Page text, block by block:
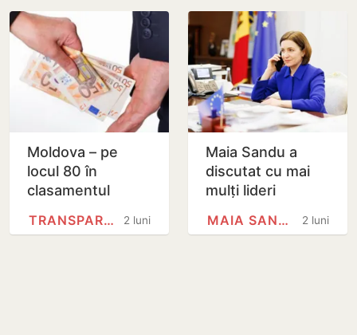
Moldova – pe
locul 80 în
clasamentul
percepției
2 luni
TRANSPARENCY INTERNATIONAL
Maia Sandu a
discutat cu mai
mulți lideri
avansarea
2 luni
MAIA SANDU